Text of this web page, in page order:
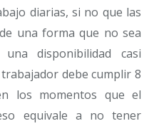
diarias, si no que las
una forma que no sea
disponibilidad casi
debe cumplir 8
los momentos que el
equivale a no tener